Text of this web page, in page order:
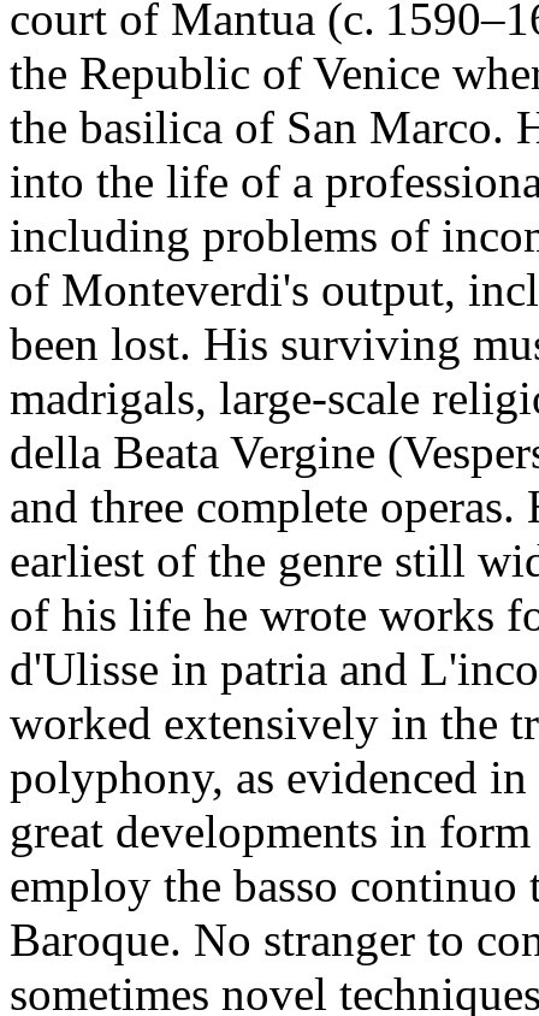
court of Mantua (c.
the Republic of Venice
the basilica of San Marco.
into the life of a
including problems of
of Monteverdi's output,
been lost. His surviving
madrigals, large-scale
della Beata Vergine
and three complete
earliest of the genre still
of his life he wrote works
d'Ulisse in patria and
worked extensively in the
polyphony, as evidenced
great developments in
employ the basso
Baroque. No stranger to
sometimes novel